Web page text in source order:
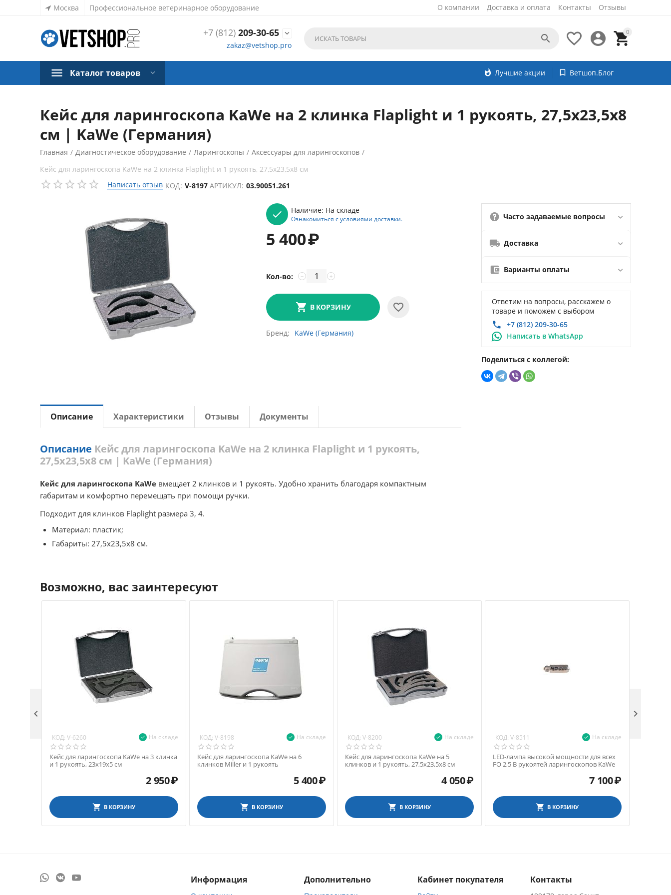
Москва Профессиональное ветеринарное оборудование О компании Доставка и оплата Контакты Отзывы
+7 (812)209-30-65 
zakaz@vetshop.pro
0




Каталог товаров whatshot Лучшие акции bookmark_border Ветшоп.Блог
Кейс для ларингоскопа KaWe на 2 клинка Flaplight и 1 рукоять, 27,5х23,5х8
см | KaWe (Германия)
Главная / Диагностическое оборудование / Ларингоскопы / Аксессуары для ларингоскопов /
Кейс для ларингоскопа KaWe на 2 клинка Flaplight и 1 рукоять, 27,5х23,5х8 см
Написать отзыв КОД: V-8197 АРТИКУЛ: 03.90051.261
Наличие: На складе
Ознакомиться с условиями доставки.
5 400₽
Кол-во: +
−
В КОРЗИНУ
Бренд KaWe (Германия)
Часто задаваемые вопросы
Доставка
Варианты оплаты
Ответим на вопросы, расскажем о
товаре и поможем с выбором
+7 (812) 209-30-65
Написать в WhatsApp
Поделиться с коллегой:
Описание Характеристики Отзывы Документы
Описание Кейс для ларингоскопа KaWe на 2 клинка Flaplight и 1 рукоять,
27,5х23,5х8 см | KaWe (Германия)
Кейс для ларингоскопа KaWe вмещает 2 клинков и 1 рукоять. Удобно хранить благодаря компактным
габаритам и комфортно перемещать при помощи ручки.
Подходит для клинков Flaplight размера 3, 4.
Материал: пластик;
Габариты: 27,5х23,5х8 см.
Возможно, вас заинтересуют
КОД: V-6260 На складе
Кейс для ларингоскопа KaWe на 3 клинка
и 1 рукоять, 23х19х5 см
2 950₽
В КОРЗИНУ
КОД: V-8198 На складе
Кейс для ларингоскопа KaWe на 6
клинков Miller и 1 рукоять
5 400₽
В КОРЗИНУ
КОД: V-8200 На складе
Кейс для ларингоскопа KaWe на 5
клинков и 1 рукоять, 27,5х23,5х8 см
4 050₽
В КОРЗИНУ
КОД: V-8511 На складе
LED-лампа высокой мощности для всех
FO 2,5 В рукоятей ларингоскопов KaWe
7 100₽
В КОРЗИНУ
 
Информация Дополнительно Кабинет покупателя Контакты